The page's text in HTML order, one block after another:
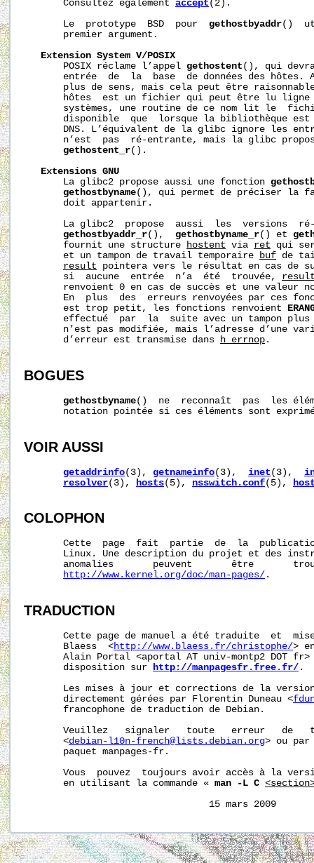
       Consultez également
accept (2).
       Le  prototype  BSD  pour
gethostbyaddr()
       premier argument.
Extension System V/POSIX
       POSIX réclame l’appel
gethostent (), qui
entrée  de  la  base  de données des hôtes.
plus de sens, mais cela peut être
hôtes  est un fichier qui peut être lu
systèmes, une routine de ce nom lit le
disponible  que  lorsque la bibliothèque
DNS. L’équivalent de la glibc ignore les
n’est  pas  ré-entrante, mais la glibc
gethostent_r().
Extensions GNU
       La glibc2 propose aussi une fonction
gethostbyname(), qui permet de préciser la
       doit appartenir.
La glibc2  propose  aussi  les  versions
gethostbyaddr_r(), gethostbyname_r() et
       fournit une structure
hostent via ret qui
       et un tampon de travail temporaire
buf de
result pointera vers le résultat en cas de
       si  aucune  entrée  n’a  été  trouvée,
renvoient 0 en cas de succès et une valeur
En  plus  des  erreurs renvoyées par ces
       est trop petit, les fonctions renvoient
effectué  par  la  suite avec un tampon
n’est pas modifiée, mais l’adresse d’une
       d’erreur est transmise dans
h_errnop .
BOGUES
gethostbyname()  ne  reconnaît  pas  les
notation pointée si ces éléments sont
VOIR AUSSI
getaddrinfo(3), getnameinfo(3), inet (3),
resolver(3), hosts(5), nsswitch.conf(5),
COLOPHON
Cette  page  fait  partie  de  la
Linux. Une description du projet et des
anomalies       peuvent       être
http://www.kernel.org/doc/man-pages/ .
TRADUCTION
Cette page de manuel a été traduite  et
       Blaess  <
http://www.blaess.fr/christophe/>
Alain Portal <aportal AT univ-montp2 DOT
       disposition sur
http://manpagesfr.free.fr/ .
Les mises à jour et corrections de la
       directement gérées par Florentin Duneau <
       francophone de traduction de Debian.
Veuillez   signaler   toute   erreur   de
       <
debian-l10n-french@lists.debian.org> ou par
       paquet manpages-fr.
Vous  pouvez  toujours avoir accès à la
       en utilisant la commande «
man -L C